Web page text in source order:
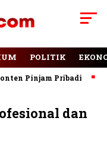
POLITIK
Pinjam Pribadi
dan